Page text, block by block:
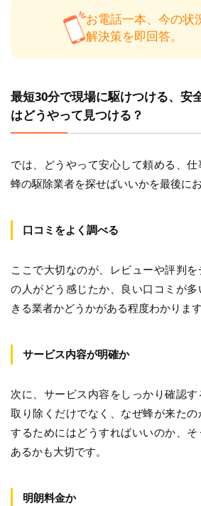
お電話一本、今の状
解決策を即回答。
最短30分で現場に駆けつける、安
はどうやって見つける？
では、どうやって安心して頼める、
蜂の駆除業者を探せばいいかを最後に
口コミをよく調べる
ここで大切なのが、レビューや評判
の人がどう感じたか、良い口コミが
きる業者かどうかがある程度わかります
サービス内容が明確か
次に、サービス内容をしっかり確認
取り除くだけでなく、なぜ蜂が来た
するためにはどうすればいいのか、
あるかも大切です。
明朗料金か